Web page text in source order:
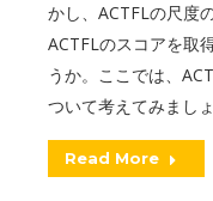
かし、ACTFLの尺度
ACTFLのスコアを取
うか。ここでは、
ついて考えてみましょ
Read More